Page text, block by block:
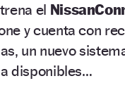
el
y cuenta con
un nuevo
disponibles…